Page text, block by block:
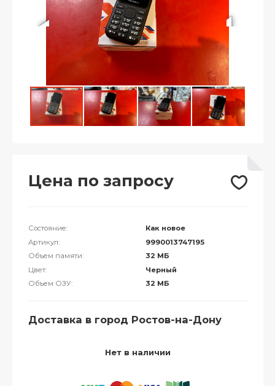
Цена по запросу
Состояние:
Как новое
Артикул:
9990013747195
Объем памяти:
32 МБ
Цвет:
Черный
Объем ОЗУ:
32 МБ
Доставка в город Ростов-на-Дону
Нет в наличии